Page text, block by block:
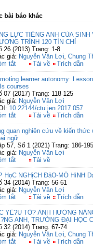
bài báo khác
LỰC TIẾNG ANH CỦA
TRÌNH 120 TÍN CHỈ
26 (2013) Trang: 1-8
giả: Nguyễn Văn Lợi, Chung
tắt
Tải về Trích dẫn
learner autonomy:
courses
07 (2017) Trang: 118-125
giả: Nguyễn Văn Lợi
10.22144/ctu.jen.2017.057
tắt
Tải về Trích dẫn
quan nghiên cứu về kiến thức
ngữ
57, Số 1 (2021) Trang: 186-195
giả: Nguyễn Văn Lợi
tắt
Tải về
HọC NGHịCH ĐảO-MÔ HìNH
34 (2014) Trang: 56-61
giả: Nguyễn Văn Lợi
tắt
Tải về Trích dẫn
YÊ?U TÔ? ẢNH HƯỞNG
ANH, TRƯỜNG ĐẠI HỌC
32 (2014) Trang: 67-74
giả: Nguyễn Văn Lợi, Chung
tắt
Tải về Trích dẫn